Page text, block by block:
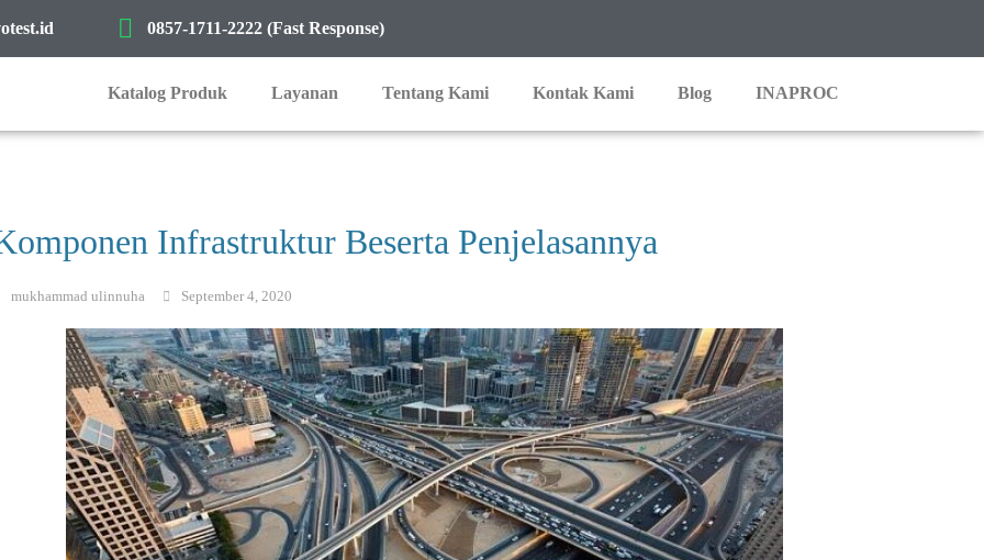
0857-1711-2222 (Fast Response)
Katalog Produk Layanan Tentang Kami Kontak Kami Blog INAPROC
Infrastruktur Beserta Penjelasannya
mukhammad ulinnuha September 4, 2020